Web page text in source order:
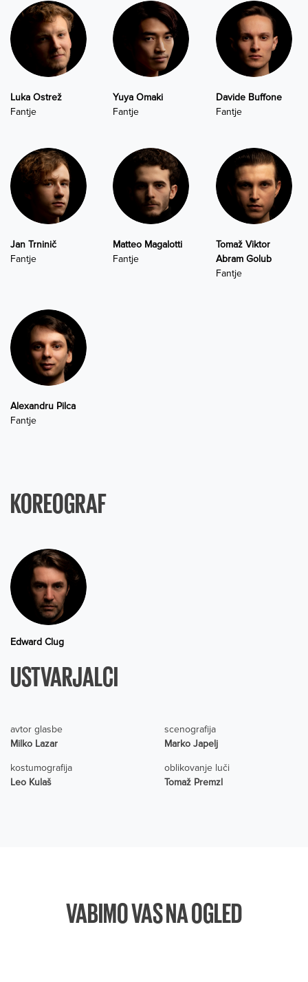
Luka Ostrež
Fantje
Yuya Omaki
Fantje
Davide Buffone
Fantje
Jan Trninič
Fantje
Matteo Magalotti
Fantje
Tomaž Viktor
Abram Golub
Fantje
Alexandru Pilca
Fantje
KOREOGRAF
Edward Clug
USTVARJALCI
avtor glasbe
Milko Lazar
scenografija
Marko Japelj
kostumografija
Leo Kulaš
oblikovanje luči
Tomaž Premzl
VABIMO VAS NA OGLED